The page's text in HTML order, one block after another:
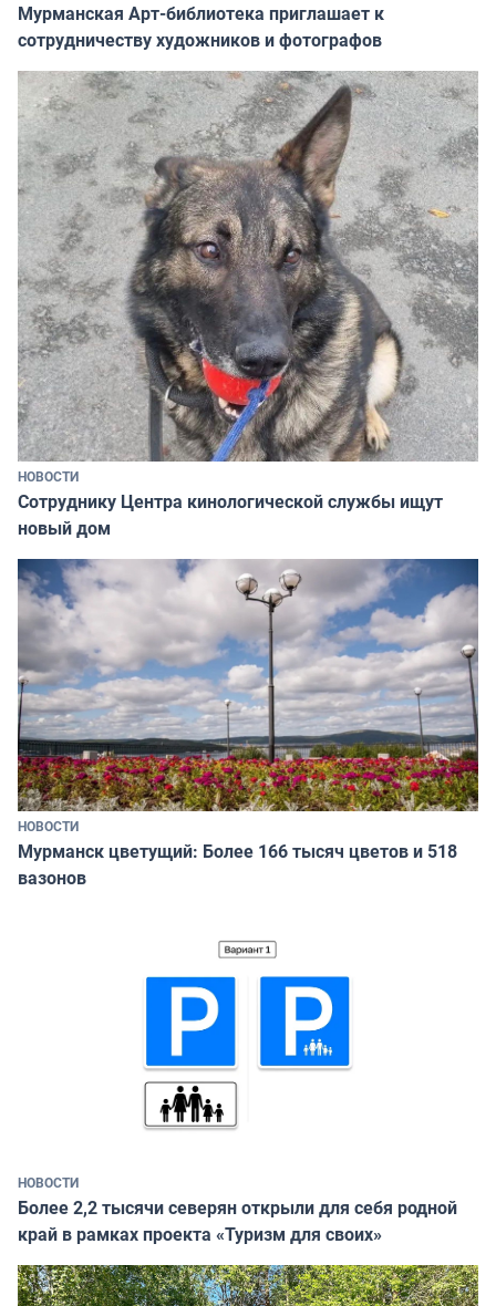
Мурманская Арт-библиотека приглашает к
сотрудничеству художников и фотографов
НОВОСТИ
Сотруднику Центра кинологической службы ищут
новый дом
НОВОСТИ
Мурманск цветущий: Более 166 тысяч цветов и 518
вазонов
НОВОСТИ
Более 2,2 тысячи северян открыли для себя родной
край в рамках проекта «Туризм для своих»